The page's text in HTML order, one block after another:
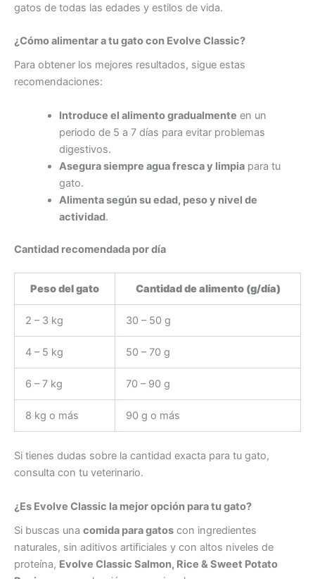
gatos de todas las edades y estilos de vida.
¿Cómo alimentar a tu gato con Evolve Classic?
Para obtener los mejores resultados, sigue estas
recomendaciones:
Introduce el alimento gradualmente en un
periodo de 5 a 7 días para evitar problemas
digestivos.
Asegura siempre agua fresca y limpiapara tu
gato.
Alimenta según su edad, peso y nivel de
actividad.
Cantidad recomendada por día
Peso del gato Cantidad de alimento (g/día)
2 – 3 kg 30 – 50 g
4 – 5 kg 50 – 70 g
6 – 7 kg 70 – 90 g
8 kg o más 90 g o más
Si tienes dudas sobre la cantidad exacta para tu gato,
consulta con tu veterinario.
¿Es Evolve Classic la mejor opción para tu gato?
Si buscas una comida para gatos con ingredientes
naturales, sin aditivos artificiales y con altos niveles de
proteína, Evolve Classic Salmon, Rice & Sweet Potato